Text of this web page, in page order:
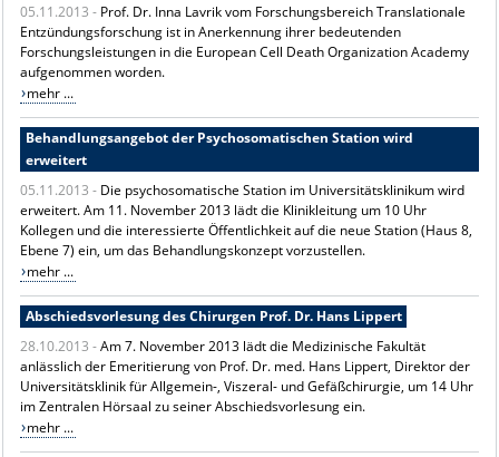
ÜBER UNS
INTERNATIONAL
INTRANET
05.11.2013 - Prof. Dr. Inna Lavrik vom Forschungsbereich Translationale
Entzündungsforschung ist in Anerkennung ihrer bedeutenden
Forschungsleistungen in die European Cell Death Organization Academy
aufgenommen worden.
mehr ...
Behandlungsangebot der Psychosomatischen Station wird
erweitert
05.11.2013 - Die psychosomatische Station im Universitätsklinikum wird
erweitert. Am 11. November 2013 lädt die Klinikleitung um 10 Uhr
Kollegen und die interessierte Öffentlichkeit auf die neue Station (Haus 8,
Ebene 7) ein, um das Behandlungskonzept vorzustellen.
mehr ...
Abschiedsvorlesung des Chirurgen Prof. Dr. Hans Lippert
28.10.2013 -Am 7. November 2013 lädt die Medizinische Fakultät
anlässlich der Emeritierung von Prof. Dr. med. Hans Lippert, Direktor der
Universitätsklinik für Allgemein-, Viszeral- und Gefäßchirurgie, um 14 Uhr
im Zentralen Hörsaal zu seiner Abschiedsvorlesung ein.
mehr ...